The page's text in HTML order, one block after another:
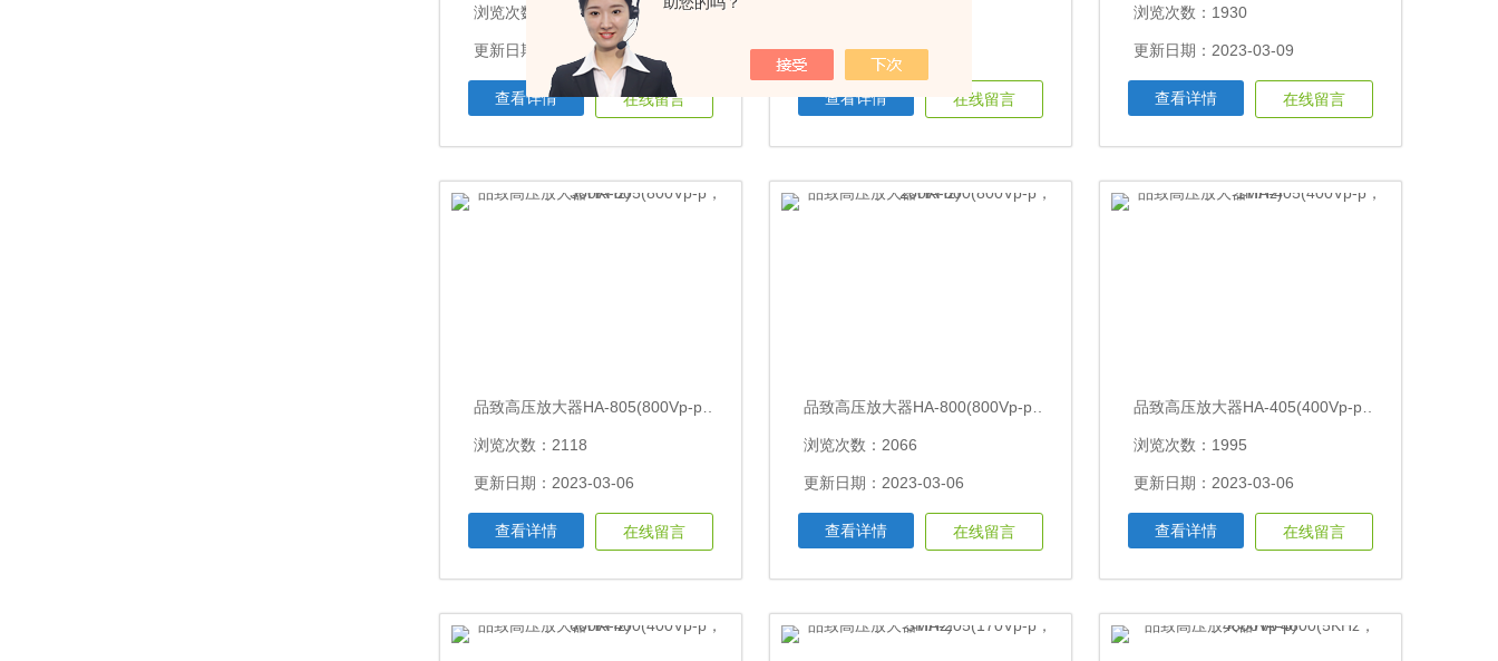
浏览次数：2242
更新日期：2023-03-09
查看详情 在线留言
更新日期：2023-03-09
查看详情 在线留言
浏览次数：1930
更新日期：2023-03-09
查看详情 在线留言
浏览次数：2118
更新日期：2023-03-06
查看详情 在线留言
浏览次数：2066
更新日期：2023-03-06
查看详情 在线留言
浏览次数：1995
更新日期：2023-03-06
查看详情 在线留言